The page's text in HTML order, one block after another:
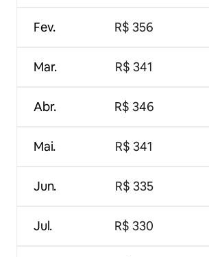
Fev.
Mar.
Abr.
Mai.
Jun.
Jul.
R$ 356
R$ 341
R$ 346
R$ 341
R$ 335
R$ 330